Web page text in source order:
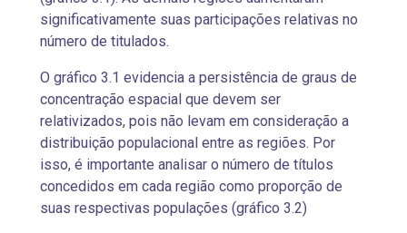
significativamente suas participações relativas no
número de titulados.
O gráfico 3.1 evidencia a persistência de graus de
concentração espacial que devem ser
relativizados, pois não levam em consideração a
distribuição populacional entre as regiões. Por
isso, é importante analisar o número de títulos
concedidos em cada região como proporção de
suas respectivas populações (gráfico 3.2)